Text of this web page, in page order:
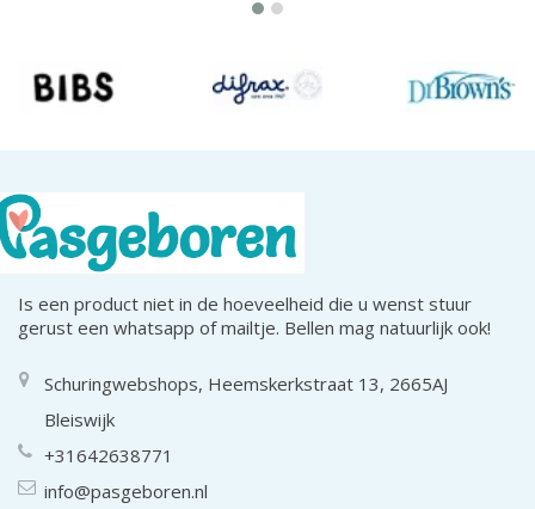
Is een product niet in de hoeveelheid die u wenst stuur
gerust een whatsapp of mailtje. Bellen mag natuurlijk ook!
Schuringwebshops, Heemskerkstraat 13, 2665AJ
Bleiswijk
+31642638771
info@pasgeboren.nl